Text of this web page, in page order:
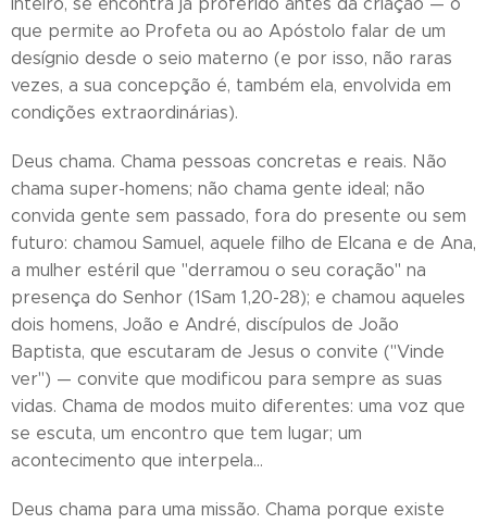
que permite ao Profeta ou ao Apóstolo falar de um
desígnio desde o seio materno (e por isso, não raras
vezes, a sua concepção é, também ela, envolvida em
condições extraordinárias).
Deus chama. Chama pessoas concretas e reais. Não
chama super-homens; não chama gente ideal; não
convida gente sem passado, fora do presente ou sem
futuro: chamou Samuel, aquele filho de Elcana e de Ana,
a mulher estéril que "derramou o seu coração" na
presença do Senhor (1Sam 1,20-28); e chamou aqueles
dois homens, João e André, discípulos de João
Baptista, que escutaram de Jesus o convite ("Vinde
ver") — convite que modificou para sempre as suas
vidas. Chama de modos muito diferentes: uma voz que
se escuta, um encontro que tem lugar; um
acontecimento que interpela…
Deus chama para uma missão. Chama porque existe